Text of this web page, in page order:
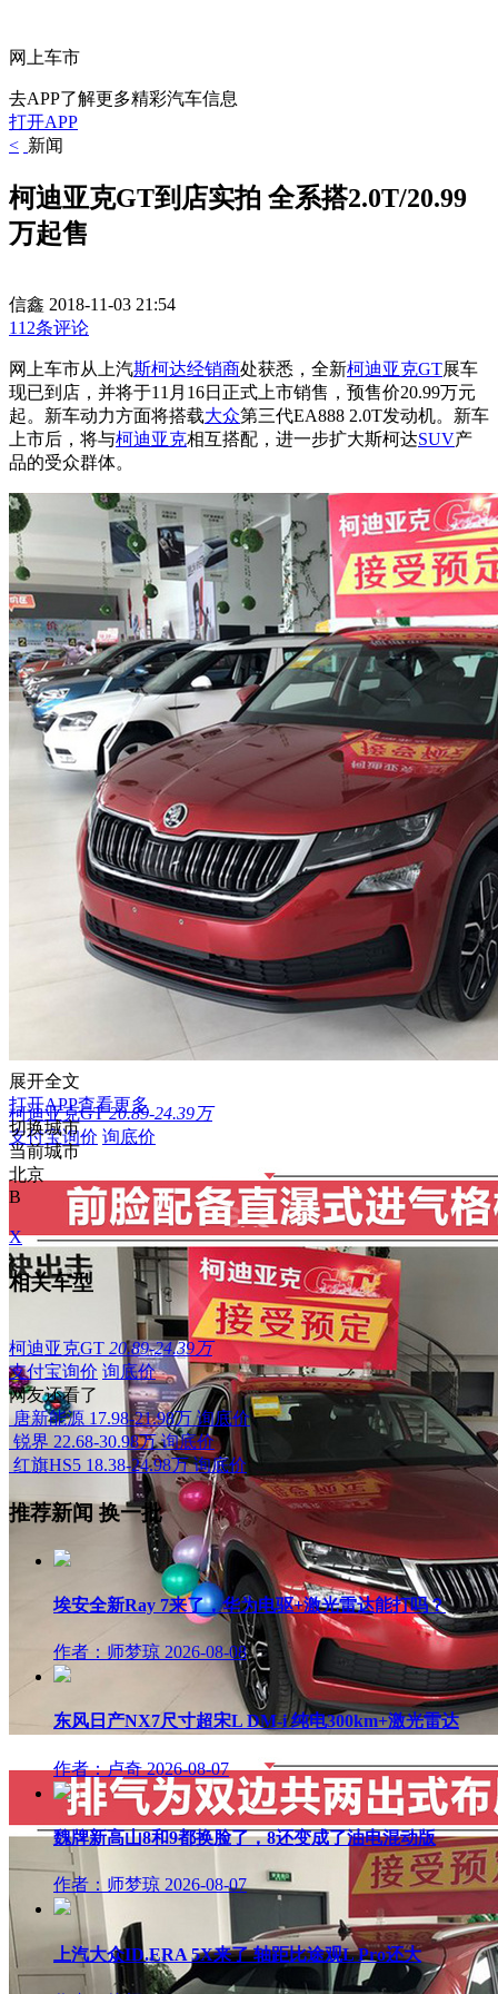
网上车市
去APP了解更多精彩汽车信息
打开APP
< 新闻
柯迪亚克GT到店实拍 全系搭2.0T/20.99
万起售
信鑫 2018-11-03 21:54
112条评论
网上车市从上汽斯柯达经销商处获悉，全新柯迪亚克GT展车
现已到店，并将于11月16日正式上市销售，预售价20.99万元
起。新车动力方面将搭载大众第三代EA888 2.0T发动机。新车
上市后，将与柯迪亚克相互搭配，进一步扩大斯柯达SUV产
品的受众群体。
柯迪亚克GT 20.89-24.39万
支付宝询价 询底价
展开全文
打开APP查看更多
切换城市
当前城市
北京
B
X
相关车型
柯迪亚克GT 20.89-24.39万
支付宝询价 询底价
网友还看了
唐新能源 17.98-21.98万 询底价
锐界 22.68-30.98万 询底价
红旗HS5 18.38-24.98万 询底价
推荐新闻 换一批
埃安全新Ray 7来了，华为电驱+激光雷达能打吗？
作者：师梦琼 2026-08-08
东风日产NX7尺寸超宋L DM-i 纯电300km+激光雷达
作者：卢奇 2026-08-07
魏牌新高山8和9都换脸了，8还变成了油电混动版
作者：师梦琼 2026-08-07
上汽大众ID.ERA 5X来了 轴距比途观L Pro还大